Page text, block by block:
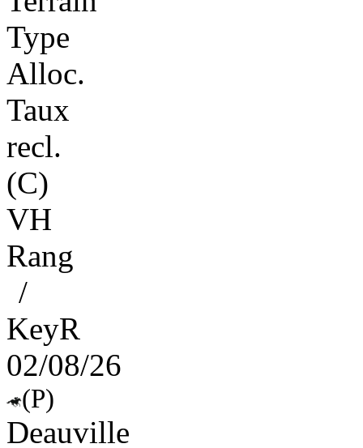
Type
Alloc.
Taux
recl.
(C)
VH
Rang
/
KeyR
02/08/26
(P)
Deauville